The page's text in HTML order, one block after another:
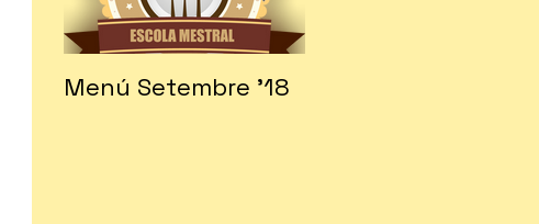
Menú Setembre '18